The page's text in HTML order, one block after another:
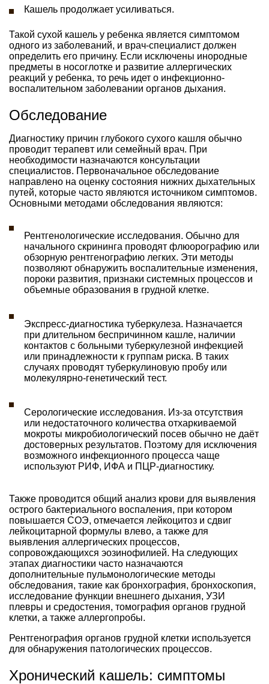
Кашель продолжает усиливаться.
Такой сухой кашель у ребенка является симптомом
одного из заболеваний, и врач-специалист должен
определить его причину. Если исключены инородные
предметы в носоглотке и развитие аллергических
реакций у ребенка, то речь идет о инфекционно-
воспалительном заболевании органов дыхания.
Обследование
Диагностику причин глубокого сухого кашля обычно
проводит терапевт или семейный врач. При
необходимости назначаются консультации
специалистов. Первоначальное обследование
направлено на оценку состояния нижних дыхательных
путей, которые часто являются источником симптомов.
Основными методами обследования являются:
Рентгенологические исследования. Обычно для
начального скрининга проводят флюорографию или
обзорную рентгенографию легких. Эти методы
позволяют обнаружить воспалительные изменения,
пороки развития, признаки системных процессов и
объемные образования в грудной клетке.
Экспресс-диагностика туберкулеза. Назначается
при длительном беспричинном кашле, наличии
контактов с больными туберкулезной инфекцией
или принадлежности к группам риска. В таких
случаях проводят туберкулиновую пробу или
молекулярно-генетический тест.
Серологические исследования. Из-за отсутствия
или недостаточного количества отхаркиваемой
мокроты микробиологический посев обычно не даёт
достоверных результатов. Поэтому для исключения
возможного инфекционного процесса чаще
используют РИФ, ИФА и ПЦР-диагностику.
Также проводится общий анализ крови для выявления
острого бактериального воспаления, при котором
повышается СОЭ, отмечается лейкоцитоз и сдвиг
лейкоцитарной формулы влево, а также для
выявления аллергических процессов,
сопровождающихся эозинофилией. На следующих
этапах диагностики часто назначаются
дополнительные пульмонологические методы
обследования, такие как бронхография, бронхоскопия,
исследование функции внешнего дыхания, УЗИ
плевры и средостения, томография органов грудной
клетки, а также аллергопробы.
Рентгенография органов грудной клетки используется
для обнаружения патологических процессов.
Хронический кашель: симптомы